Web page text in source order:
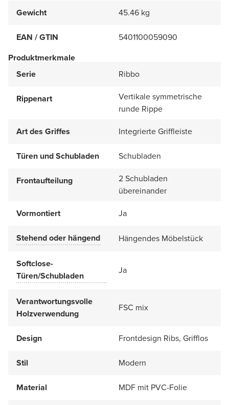
Gewicht 45.46 kg
EAN / GTIN
5401100059090
Produktmerkmale
Serie
Ribbo
Rippenart
Vertikale symmetrische
runde Rippe
Art des Griffes
Integrierte Griffleiste
Türen und Schubladen Schubladen
Frontaufteilung
2 Schubladen
übereinander
Vormontiert
Ja
Stehend oder hängend Hängendes Möbelstück
Softclose-
Türen/Schubladen
Ja
Verantwortungsvolle
Holzverwendung
FSC mix
Design Frontdesign Ribs, Grifflos
Stil Modern
Material MDF mit PVC-Folie